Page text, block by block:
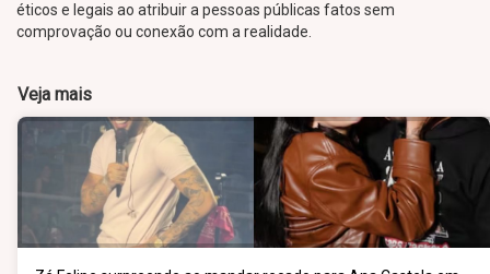
éticos e legais ao atribuir a pessoas públicas fatos sem
comprovação ou conexão com a realidade.
Veja mais